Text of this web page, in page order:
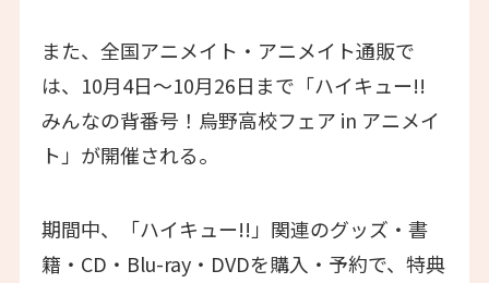
また、全国アニメイト・アニメイト通販で
は、10月4日～10月26日まで「ハイキュー!!
みんなの背番号！烏野高校フェア in アニメイ
ト」が開催される。
期間中、「ハイキュー!!」関連のグッズ・書
籍・CD・Blu-ray・DVDを購入・予約で、特典